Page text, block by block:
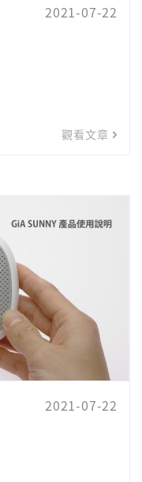
2021-07-22
觀看文章
2021-07-22